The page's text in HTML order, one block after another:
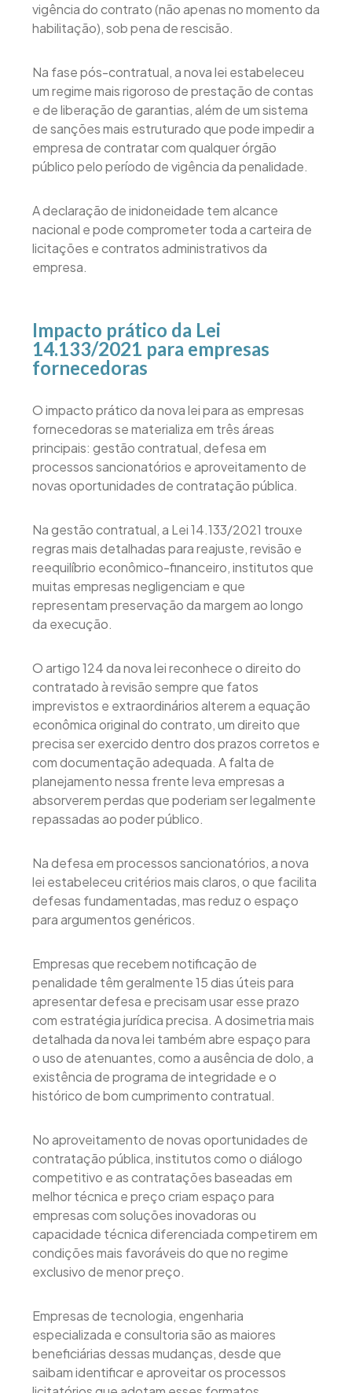
vigência do contrato (não apenas no momento da
habilitação), sob pena de rescisão.
Na fase pós-contratual, a nova lei estabeleceu
um regime mais rigoroso de prestação de contas
e de liberação de garantias, além de um sistema
de sanções mais estruturado que pode impedir a
empresa de contratar com qualquer órgão
público pelo período de vigência da penalidade.
A declaração de inidoneidade tem alcance
nacional e pode comprometer toda a carteira de
licitações e contratos administrativos da
empresa.
Impacto prático da Lei
14.133/2021 para empresas
fornecedoras
O impacto prático da nova lei para as empresas
fornecedoras se materializa em três áreas
principais: gestão contratual, defesa em
processos sancionatórios e aproveitamento de
novas oportunidades de contratação pública.
Na gestão contratual, a Lei 14.133/2021 trouxe
regras mais detalhadas para reajuste, revisão e
reequilíbrio econômico-financeiro, institutos que
muitas empresas negligenciam e que
representam preservação da margem ao longo
da execução.
O artigo 124 da nova lei reconhece o direito do
contratado à revisão sempre que fatos
imprevistos e extraordinários alterem a equação
econômica original do contrato, um direito que
precisa ser exercido dentro dos prazos corretos e
com documentação adequada. A falta de
planejamento nessa frente leva empresas a
absorverem perdas que poderiam ser legalmente
repassadas ao poder público.
Na defesa em processos sancionatórios, a nova
lei estabeleceu critérios mais claros, o que facilita
defesas fundamentadas, mas reduz o espaço
para argumentos genéricos.
Empresas que recebem notificação de
penalidade têm geralmente 15 dias úteis para
apresentar defesa e precisam usar esse prazo
com estratégia jurídica precisa. A dosimetria mais
detalhada da nova lei também abre espaço para
o uso de atenuantes, como a ausência de dolo, a
existência de programa de integridade e o
histórico de bom cumprimento contratual.
No aproveitamento de novas oportunidades de
contratação pública, institutos como o diálogo
competitivo e as contratações baseadas em
melhor técnica e preço criam espaço para
empresas com soluções inovadoras ou
capacidade técnica diferenciada competirem em
condições mais favoráveis do que no regime
exclusivo de menor preço.
Empresas de tecnologia, engenharia
especializada e consultoria são as maiores
beneficiárias dessas mudanças, desde que
saibam identificar e aproveitar os processos